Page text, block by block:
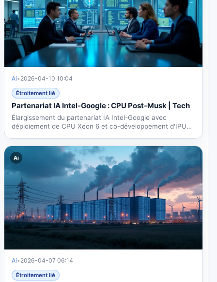
Ai• 2026-04-10 10:04
Étroitement lié
Partenariat IA Intel-Google : CPU Post-Musk | Tech
Élargissement du partenariat IA Intel-Google avec
déploiement de CPU Xeon 6 et co-développement d'IPU
Ai
Ai• 2026-04-07 06:14
Étroitement lié